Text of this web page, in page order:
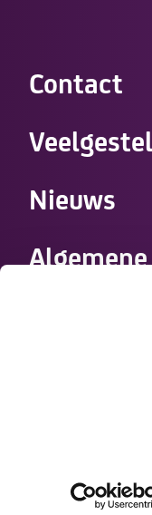
Contact
Nieuws